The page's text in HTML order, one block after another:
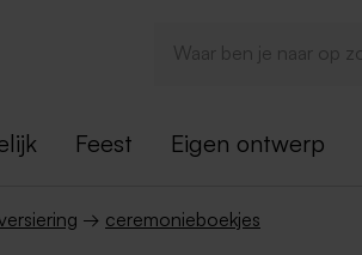
Feest Eigen ontwerp
→ ceremonieboekjes